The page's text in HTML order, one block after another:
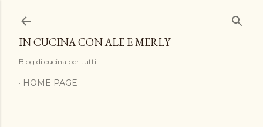
IN CUCINA CON ALE E MERLY
Blog di cucina per tutti
HOME PAGE